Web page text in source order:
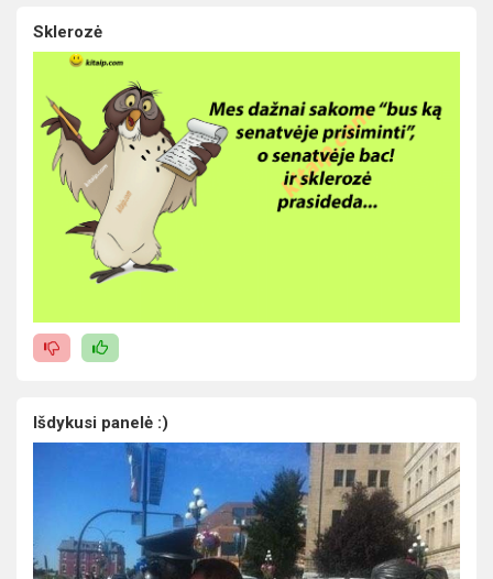
Sklerozė
Išdykusi panelė :)